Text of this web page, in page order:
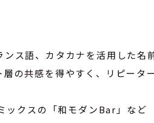
ス語、カタカナを活用した名
の共感を得やすく、リピータ
クスの「和モダンBar」など